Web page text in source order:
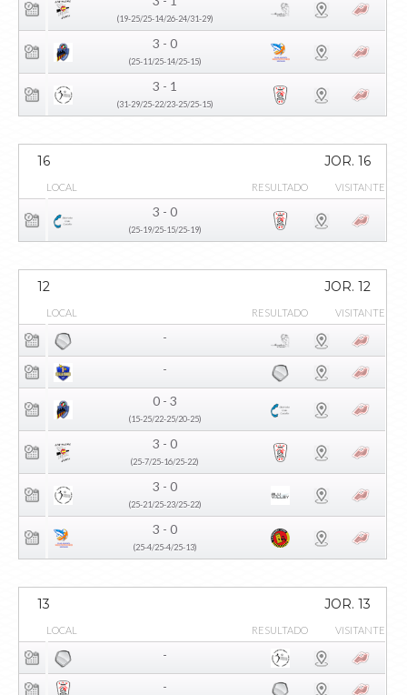
(19-25/25-14/26-24/31-29)
3 - 0
(25-11/25-14/25-15)
3 - 1
(31-29/25-22/23-25/25-15)
16 JOR. 16
LOCAL RESULTADO VISITANTE
3 - 0
(25-19/25-15/25-19)
12 JOR. 12
LOCAL RESULTADO VISITANTE
-
-
0 - 3
(15-25/22-25/20-25)
3 - 0
(25-7/25-16/25-22)
3 - 0
(25-21/25-23/25-22)
3 - 0
(25-4/25-4/25-13)
13 JOR. 13
LOCAL RESULTADO VISITANTE
-
-